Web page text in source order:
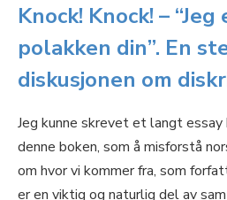
Knock! Knock! – “Jeg
polakken din”. En
diskusjonen om
Jeg kunne skrevet et langt essay
denne boken, som å misforstå
om hvor vi kommer fra, som
er en viktig og naturlig del av